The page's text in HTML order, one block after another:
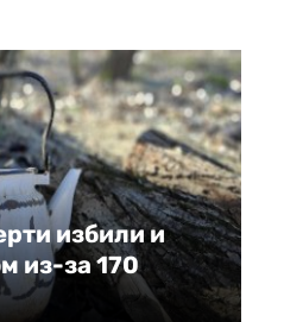
избили и
из-за 170